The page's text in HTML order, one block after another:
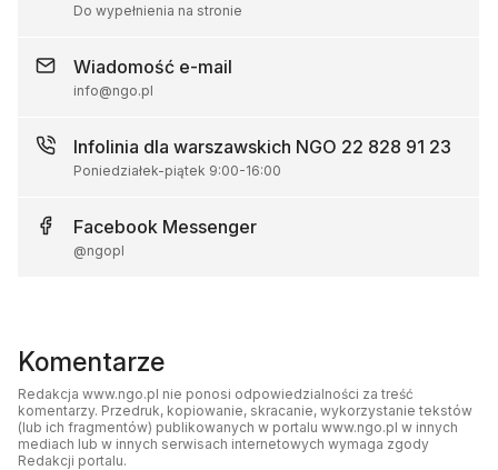
Do wypełnienia na stronie
Wiadomość e-mail
info@ngo.pl
Infolinia dla warszawskich NGO 22 828 91 23
Poniedziałek-piątek 9:00-16:00
Facebook Messenger
@ngopl
Komentarze
Redakcja www.ngo.pl nie ponosi odpowiedzialności za treść
komentarzy. Przedruk, kopiowanie, skracanie, wykorzystanie tekstów
(lub ich fragmentów) publikowanych w portalu www.ngo.pl w innych
mediach lub w innych serwisach internetowych wymaga zgody
Redakcji portalu.